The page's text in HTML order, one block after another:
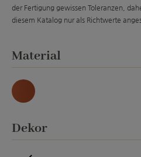
der Fertigung gewissen Toleranzen,
diesem Katalog nur als Richtwerte
Materialauswählen
Natur
Dekorauswählen